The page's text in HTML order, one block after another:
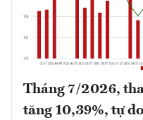
Tháng 7/2026,
tăng 10,39%, tự